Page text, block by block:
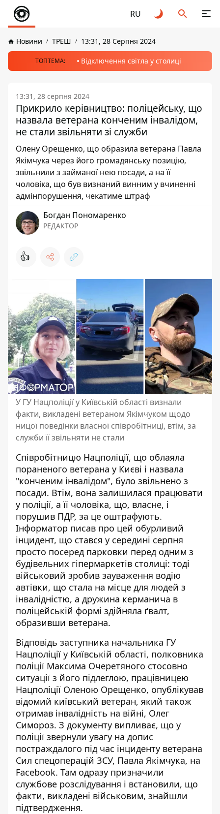
RU
Новини ТРЕШ 13:31, 28 Серпня 2024
ТОПТЕМА: Відключення світла у столиці
13:31, 28 серпня 2024
Прикрило керівництво: поліцейську, що
назвала ветерана конченим інвалідом,
не стали звільняти зі служби
Олену Орещенко, що образила ветерана Павла
Якімчука через його громадянську позицію,
звільнили з займаної нею посади, а на її
чоловіка, що був визнаний винним у вчиненні
адмінпорушення, чекатиме штраф
Богдан Пономаренко
РЕДАКТОР
👍
У ГУ Нацполіції у Київській області визнали
факти, викладені ветераном Якімчуком щодо
ницої поведінки власної співробітниці, втім, за
служби її звільняти не стали
Співробітницю Нацполіції, що облаяла
пораненого ветерана у Києві і назвала
"конченим інвалідом", було звільнено з
посади. Втім, вона залишилася працювати
у поліції, а її чоловіка, що, власне, і
порушив ПДР, за це оштрафують.
Інформатор писав про цей обурливий
інцидент, що стався у середині серпня
просто посеред парковки перед одним з
будівельних гіпермаркетів столиці: тоді
військовий зробив зауваження водію
автівки, що стала на місце для людей з
інвалідністю, а дружина керманича в
поліцейській формі здійняла ґвалт,
образивши ветерана.
Відповідь заступника начальника ГУ
Нацполіції у Київській області, полковника
поліції Максима Очеретяного стосовно
ситуації з його підлеглою, працівницею
Нацполіції Оленою Орещенко, опублікував
відомий київський ветеран, який також
отримав інвалідність на війні, Олег
Симороз. З документу випливає, що у
поліції звернули увагу на допис
постраждалого під час інциденту ветерана
Сил спецоперацій ЗСУ, Павла Якімчука, на
Facebook. Там одразу призначили
службове розслідування і встановили, що
факти, викладені військовим, знайшли
підтвердження.